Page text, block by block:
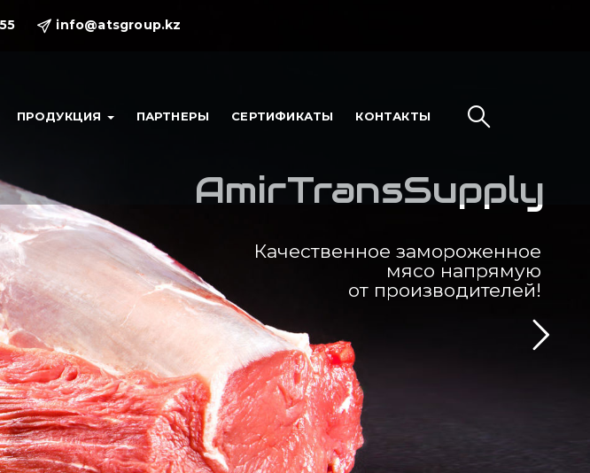
info@atsgroup.kz
ПРОДУКЦИЯ ПАРТНЕРЫ СЕРТИФИКАТЫ КОНТАКТЫ
AmirTransSupply
Качественное замороженное
мясо напрямую
от производителей!